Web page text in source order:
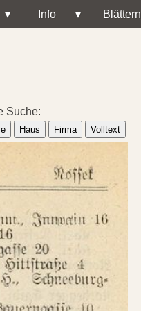
▾ Info ▾ Blättern
Suche:
Haus Firma Volltext